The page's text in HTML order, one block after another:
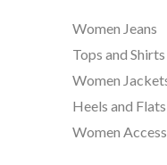
Women Jeans
Tops and Shirts
Women
Heels and Flats
Women